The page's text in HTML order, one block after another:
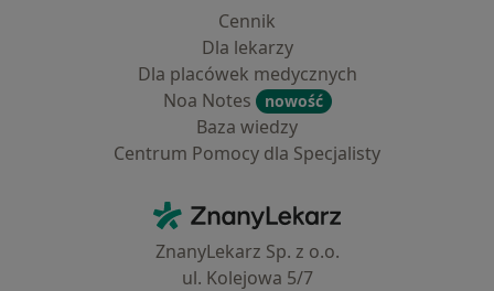
Cennik
Dla lekarzy
Dla placówek medycznych
Noa Notes
nowość
Baza wiedzy
Centrum Pomocy dla Specjalisty
ZnanyLekarz - Strona główna
ZnanyLekarz Sp. z o.o.
ul. Kolejowa 5/7